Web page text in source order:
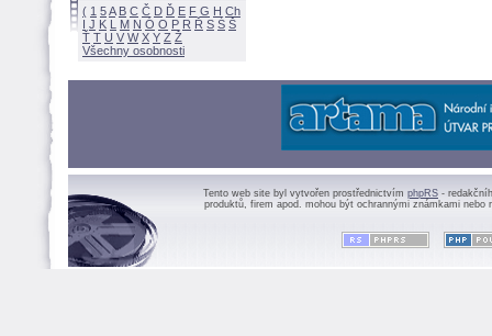
( 1 5A B C Č D Ď E F G H Ch
I J K L M N Ó O P R Ř S Ś
Ť T U V W X Y Z
Všechny osobnosti
Tento web site byl vytvořen prostřednictvím phpRS -
produktů, firem apod. mohou být ochrannými známkami